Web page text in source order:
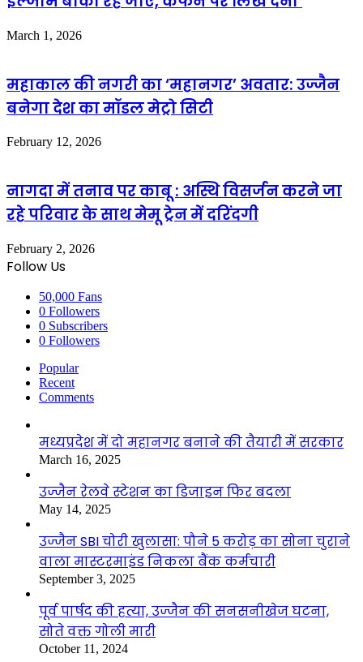
March 1, 2026
महाकाल की नगरी का ‘महानगर’ अवतार: उज्जैन
बनेगा देश का मॉडल मेट्रो सिटी
February 12, 2026
नागदा में तनाव पर काबू : अस्थि विसर्जन करने जा
रहे परिवार के साथ मेमू ट्रेन में दरिंदगी
February 2, 2026
Follow Us
50,000 Fans
0 Followers
0 Subscribers
0 Followers
Popular
Recent
Comments
मध्यप्रदेश में दो महानगर बनाने की तैयारी में सरकार
March 16, 2025
उज्जैन रेलवे स्टेशन का डिजाइन फिर बदला
May 14, 2025
उज्जैन SBI चोरी खुलासा: पौने 5 करोड़ का सोना चुराने
वाला मास्टरमाइंड निकला बैंक कर्मचारी
September 3, 2025
पूर्व पार्षद की हत्या, उज्जैन की सनसनीखेज घटना,
सोते वक्त गोली मारी
October 11, 2024